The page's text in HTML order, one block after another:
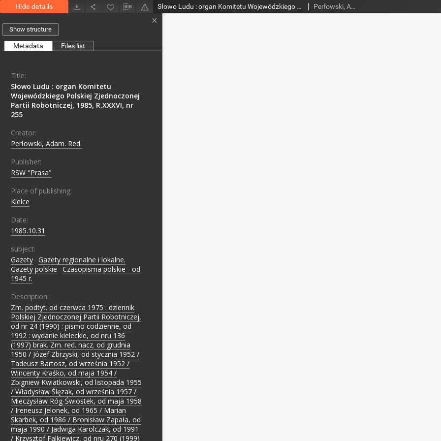
Hide details Słowo Ludu : organ Komitetu Wojewódzkiego Polskiej Zjednoczonej Partii Robotniczej, 1985, R.XXXVI, nr 255 Perłowski, Adam. Red.
Show structure
Metadata Files list
Title:
Słowo Ludu : organ Komitetu
Wojewódzkiego Polskiej Zjednoczonej
Partii Robotniczej, 1985, R.XXXVI, nr
255
Creator:
Perłowski, Adam. Red.
Publisher:
RSW "Prasa"
Place of publishing:
Kielce
Date:
1985.10.31
subject:
Gazety Gazety regionalne i lokalne.
Gazety polskie
Czasopisma polskie - od
1945 r.
Description:
Zm. podtyt. od czerwca 1975 : dziennik
Polskiej Zjednoczonej Partii Robotniczej,
od nr 24 (1990) : pismo codzienne, od
1992 : wydanie kieleckie, od nru 136
(1997) brak. Zm. red. nacz. od grudnia
1950 / Józef Zbrzyski, od stycznia 1952 /
Tadeusz Bartosz, od września 1952 /
Wincenty Kraśko, od maja 1954 /
Zbigniew Kwiatkowski, od listopada 1955
/ Władysław Ślęzak, od września 1957 /
Mieczysław Róg-Świostek, od maja 1958
/ Ireneusz Jelonek, od 1965 / Marian
Skarbek, od 1986 / Bronisław Zapała, od
maja 1990 / Jadwiga Karolczak, od 1991
/ Krzysztof Falkiewicz, od nru 270 (1999)